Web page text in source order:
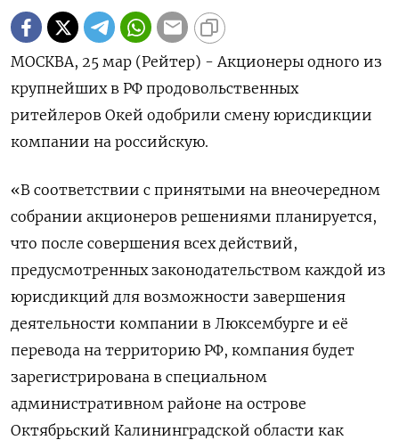
МОСКВА, 25 мар (Рейтер) - Акционеры одного из
крупнейших в РФ продовольственных
ритейлеров Окей одобрили смену юрисдикции
компании на российскую.
«В соответствии с принятыми на внеочередном
собрании акционеров решениями планируется,
что после совершения всех действий,
предусмотренных законодательством каждой из
юрисдикций для возможности завершения
деятельности компании в Люксембурге и её
перевода на территорию РФ, компания будет
зарегистрирована в специальном
административном районе на острове
Октябрьский Калининградской области как